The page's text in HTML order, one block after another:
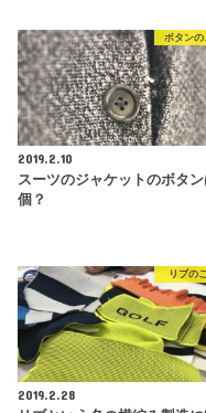
ボタンの
2019.2.10
スーツのジャケットのボタ
個？
リブの
2019.2.28